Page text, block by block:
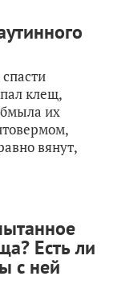
клещ,
их
вянут,
Есть ли
с ней